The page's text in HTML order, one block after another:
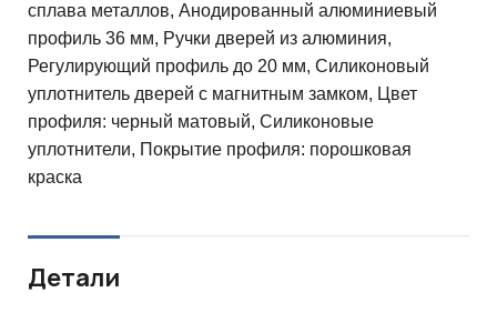
сплава металлов, Анодированный алюминиевый
профиль 36 мм, Ручки дверей из алюминия,
Регулирующий профиль до 20 мм, Силиконовый
уплотнитель дверей с магнитным замком, Цвет
профиля: черный матовый, Силиконовые
уплотнители, Покрытие профиля: порошковая
краска
Детали